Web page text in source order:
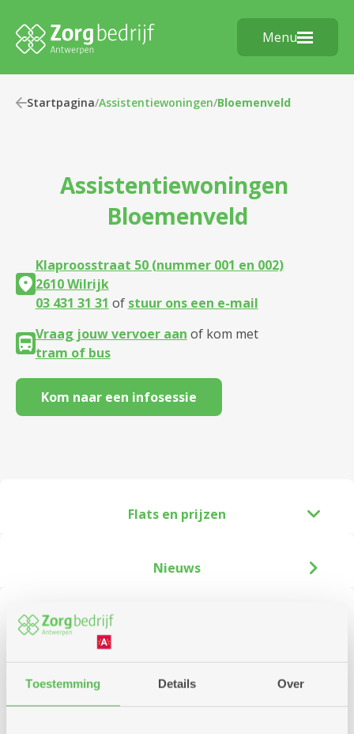
Toestemming Details Over
Menu
Startpagina/Assistentiewoningen/Bloemenveld
Assistentiewoningen
Bloemenveld
Klaproosstraat 50 (nummer 001 en 002)
2610 Wilrijk
03 431 31 31 of stuur ons een e-mail
Vraag jouw vervoer aan of kom met
tram of bus
Kom naar een infosessie
Flats en prijzen
Nieuws